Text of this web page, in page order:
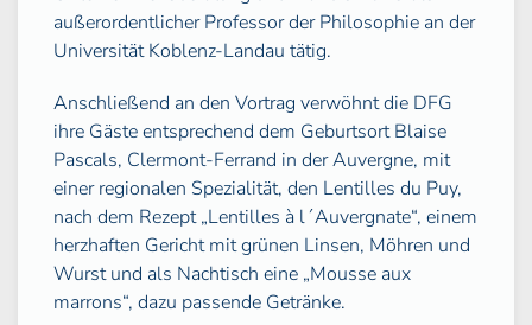
außerordentlicher Professor der Philosophie an der
Universität Koblenz-Landau tätig.
Anschließend an den Vortrag verwöhnt die DFG
ihre Gäste entsprechend dem Geburtsort Blaise
Pascals, Clermont-Ferrand in der Auvergne, mit
einer regionalen Spezialität, den Lentilles du Puy,
nach dem Rezept „Lentilles à l´Auvergnate“, einem
herzhaften Gericht mit grünen Linsen, Möhren und
Wurst und als Nachtisch eine „Mousse aux
marrons“, dazu passende Getränke.